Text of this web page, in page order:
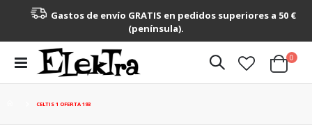
Gastos de envío GRATIS en pedidos superiores a 50 €
(península).
Toggle
Nav
Cart
0
CELTIS 1 OFERTA 193